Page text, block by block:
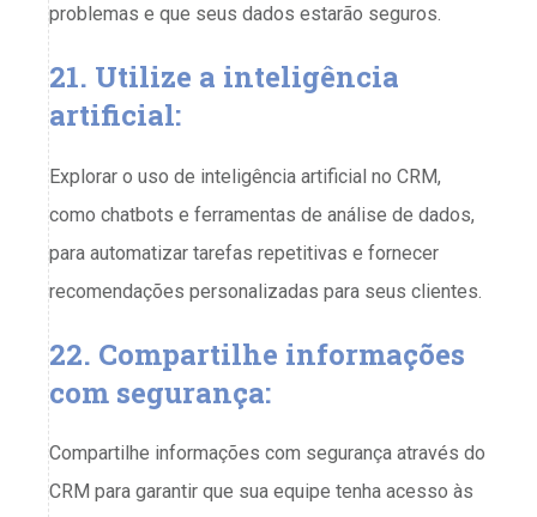
problemas e que seus dados estarão seguros.
21. Utilize a inteligência
artificial:
Explorar o uso de inteligência artificial no CRM,
como chatbots e ferramentas de análise de dados,
para automatizar tarefas repetitivas e fornecer
recomendações personalizadas para seus clientes.
22. Compartilhe informações
com segurança:
Compartilhe informações com segurança através do
CRM para garantir que sua equipe tenha acesso às